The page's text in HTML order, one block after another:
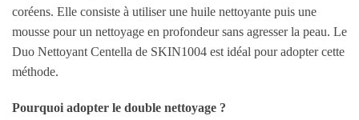
coréens. Elle consiste à utiliser une huile nettoyante puis une
mousse pour un nettoyage en profondeur sans agresser la peau. Le
Duo Nettoyant Centella de SKIN1004 est idéal pour adopter cette
méthode.
Pourquoi adopter le double nettoyage ?